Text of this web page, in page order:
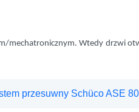
mechatronicznym. Wtedy drzwi
przesuwny Schüco ASE